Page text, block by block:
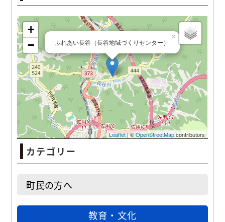
ふれあい長谷（長谷地域づくりセンター）
カテゴリー
町民の方へ
教育・文化